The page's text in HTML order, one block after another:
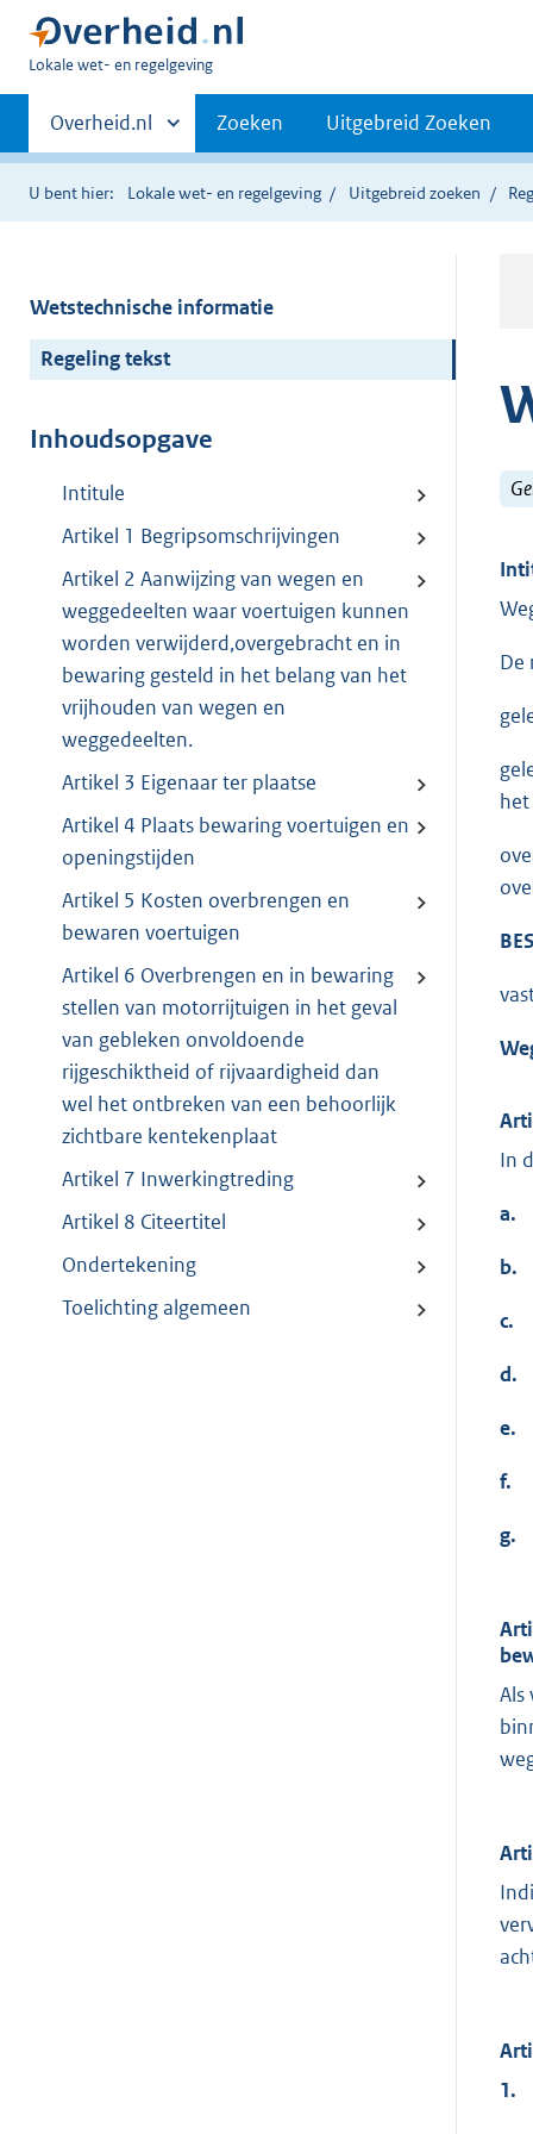
U
hier:
Lokale wet- en regelgeving
Primaire
navigatie
Andere
sites
binnen
Overheid.nl Zoeken Uitgebreid Zoeken
U bent hier: Lokale wet- en regelgeving Uitgebreid zoeken
Wetstechnische informatie
Regeling tekst
Inhoudsopgave
Intitule
Artikel 1 Begripsomschrijvingen
Artikel 2 Aanwijzing van wegen en
weggedeelten waar voertuigen kunnen
worden verwijderd,overgebracht en in
bewaring gesteld in het belang van het
vrijhouden van wegen en
weggedeelten.
Artikel 3 Eigenaar ter plaatse
Artikel 4 Plaats bewaring voertuigen en
openingstijden
Artikel 5 Kosten overbrengen en
bewaren voertuigen
Artikel 6 Overbrengen en in bewaring
stellen van motorrijtuigen in het geval
van gebleken onvoldoende
rijgeschiktheid of rijvaardigheid dan
wel het ontbreken van een behoorlijk
zichtbare kentekenplaat
Artikel 7 Inwerkingtreding
Artikel 8 Citeertitel
Ondertekening
Toelichting algemeen
De
In
a.
b.
c.
d.
e.
f.
g.
Als
1.